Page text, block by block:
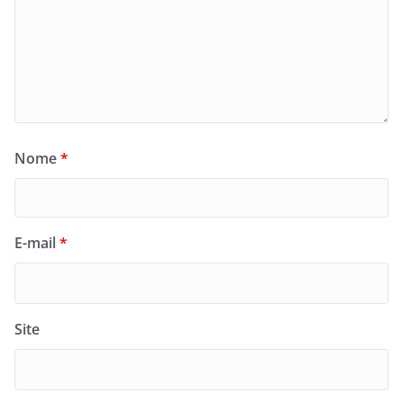
Nome*
E-mail*
Site